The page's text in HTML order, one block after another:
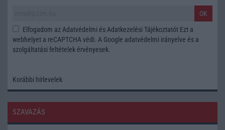
OK
Elfogadom az Adatvédelmi és Adatkezelési Tájékoztatót Ezt a
webhelyet a reCAPTCHA védi. A Google adatvédelmi irányelve és a
szolgáltatási feltételek érvényesek.
Korábbi hírlevelek
SZAVAZÁS